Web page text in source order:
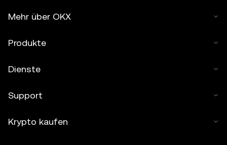
Mehr über OKX
Produkte
Dienste
Support
Krypto kaufen